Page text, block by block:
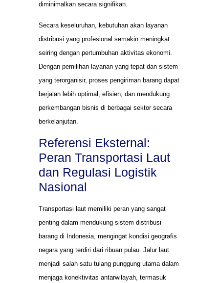
diminimalkan secara signifikan.
Secara keseluruhan, kebutuhan akan layanan
distribusi yang profesional semakin meningkat
seiring dengan pertumbuhan aktivitas ekonomi.
Dengan pemilihan layanan yang tepat dan sistem
yang terorganisir, proses pengiriman barang dapat
berjalan lebih optimal, efisien, dan mendukung
perkembangan bisnis di berbagai sektor secara
berkelanjutan.
Referensi Eksternal:
Peran Transportasi Laut
dan Regulasi Logistik
Nasional
Transportasi laut memiliki peran yang sangat
penting dalam mendukung sistem distribusi
barang di Indonesia, mengingat kondisi geografis
negara yang terdiri dari ribuan pulau. Jalur laut
menjadi salah satu tulang punggung utama dalam
menjaga konektivitas antarwilayah, termasuk